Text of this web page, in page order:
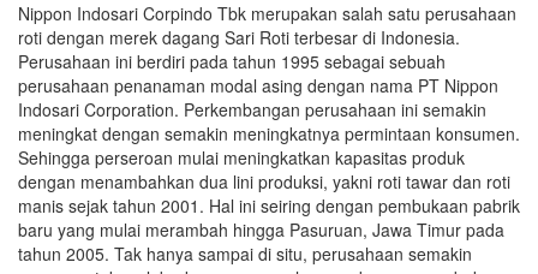
Nippon Indosari Corpindo Tbk merupakan salah satu perusahaan
roti dengan merek dagang Sari Roti terbesar di Indonesia.
Perusahaan ini berdiri pada tahun 1995 sebagai sebuah
perusahaan penanaman modal asing dengan nama PT Nippon
Indosari Corporation. Perkembangan perusahaan ini semakin
meningkat dengan semakin meningkatnya permintaan konsumen.
Sehingga perseroan mulai meningkatkan kapasitas produk
dengan menambahkan dua lini produksi, yakni roti tawar dan roti
manis sejak tahun 2001. Hal ini seiring dengan pembukaan pabrik
baru yang mulai merambah hingga Pasuruan, Jawa Timur pada
tahun 2005. Tak hanya sampai di situ, perusahaan semakin